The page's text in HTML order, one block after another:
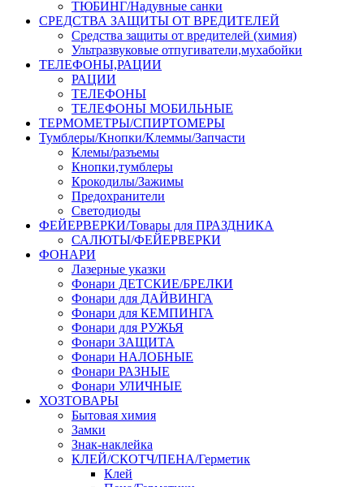
ТЮБИНГ/Надувные санки
СРЕДСТВА ЗАЩИТЫ ОТ ВРЕДИТЕЛЕЙ
Средства защиты от вредителей (химия)
Ультразвуковые отпугиватели,мухабойки
ТЕЛЕФОНЫ,РАЦИИ
РАЦИИ
ТЕЛЕФОНЫ
ТЕЛЕФОНЫ МОБИЛЬНЫЕ
ТЕРМОМЕТРЫ/СПИРТОМЕРЫ
Тумблеры/Кнопки/Клеммы/Запчасти
Клемы/разъемы
Кнопки,тумблеры
Крокодилы/Зажимы
Предохранители
Светодиоды
ФЕЙЕРВЕРКИ/Товары для ПРАЗДНИКА
САЛЮТЫ/ФЕЙЕРВЕРКИ
ФОНАРИ
Лазерные указки
Фонари ДЕТСКИЕ/БРЕЛКИ
Фонари для ДАЙВИНГА
Фонари для КЕМПИНГА
Фонари для РУЖЬЯ
Фонари ЗАЩИТА
Фонари НАЛОБНЫЕ
Фонари РАЗНЫЕ
Фонари УЛИЧНЫЕ
ХОЗТОВАРЫ
Бытовая химия
Замки
Знак-наклейка
КЛЕЙ/СКОТЧ/ПЕНА/Герметик
Клей